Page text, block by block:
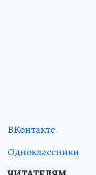
ВКонтакте
Одноклассники